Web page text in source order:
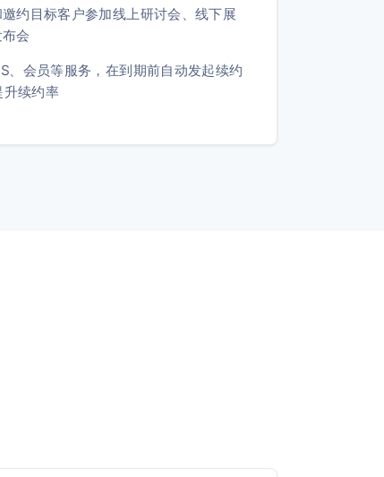
约目标客户参加线上研讨会、线下展
会
、会员等服务，在到期前自动发起续约
升续约率